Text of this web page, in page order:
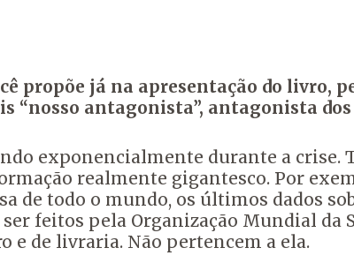
propõe já na apresentação do livro,
“nosso antagonista”, antagonista
exponencialmente durante a
realmente gigantesco. Por
de todo o mundo, os últimos dados
feitos pela Organização Mundial
e de livraria. Não pertencem a ela.